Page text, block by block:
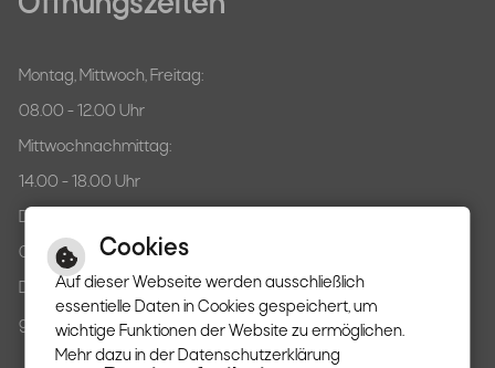
Montag, Mittwoch, Freitag:
08.00 - 12.00 Uhr
Mittwochnachmittag:
14.00 - 18.00 Uhr
Donnerstag:
07.30 - 12.00 Uhr
Dienstag:
ganztägig geschlossen
Cookies
Auf dieser Webseite werden ausschließlich
essentielle Daten in Cookies gespeichert, um
wichtige Funktionen der Website zu ermöglichen.
Mehr dazu in der Datenschutzerklärung